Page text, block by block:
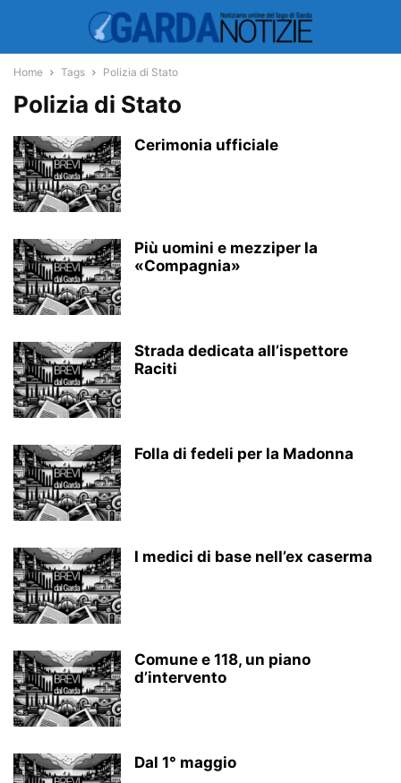
Home Tags Polizia di Stato
Polizia di Stato
Cerimonia ufficiale
Più uomini e mezziper la
«Compagnia»
Strada dedicata all’ispettore
Raciti
Folla di fedeli per la Madonna
I medici di base nell’ex caserma
Comune e 118, un piano
d’intervento
Dal 1° maggio